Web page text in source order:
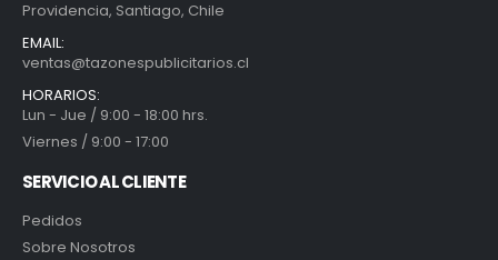
Providencia, Santiago, Chile
EMAIL:
ventas@tazonespublicitarios.cl
HORARIOS:
Lun - Jue / 9:00 - 18:00 hrs.
Viernes / 9:00 - 17:00
SERVICIO AL CLIENTE
Pedidos
Sobre Nosotros